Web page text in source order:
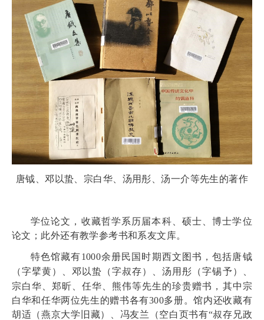
唐钺、邓以蛰、宗白华、汤用彤、汤一介等先生的著作
学位论文，收藏哲学系历届本科、硕士、博士学位
论文；此外还有教学参考书和系友文库。
特色馆藏有1000余册民国时期西文图书，包括唐钺
（字擘黄）、邓以蛰（字叔存）、汤用彤（字锡予）、
宗白华、郑昕、任华、熊伟等先生的珍贵赠书，其中宗
白华和任华两位先生的赠书各有300多册。馆内还收藏有
胡适（燕京大学旧藏）、 冯友兰（空白页书有“叔存兄政